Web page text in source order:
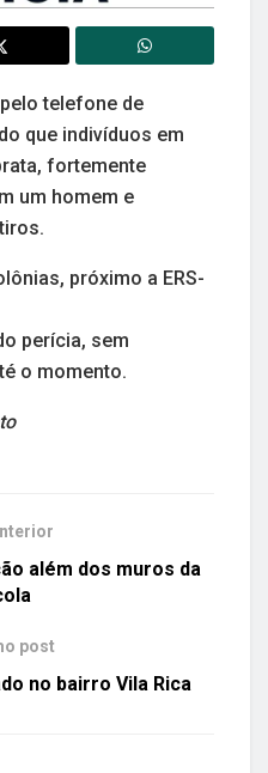
telefone de
que indivíduos em
fortemente
um homem e
próximo a ERS-
perícia, sem
o momento.
além dos muros da
post
no bairro Vila Rica